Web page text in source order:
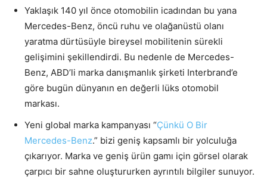
Yaklaşık 140 yıl önce otomobilin icadından bu yana
Mercedes-Benz, öncü ruhu ve olağanüstü olanı
yaratma dürtüsüyle bireysel mobilitenin sürekli
gelişimini şekillendirdi. Bu nedenle de Mercedes-
Benz, ABD’li marka danışmanlık şirketi Interbrand’e
göre bugün dünyanın en değerli lüks otomobil
markası.
Yeni global marka kampanyası “Çünkü O Bir
Mercedes-Benz.” bizi geniş kapsamlı bir yolculuğa
çıkarıyor. Marka ve geniş ürün gamı için görsel olarak
çarpıcı bir sahne oluştururken ayrıntılı bilgiler sunuyor.